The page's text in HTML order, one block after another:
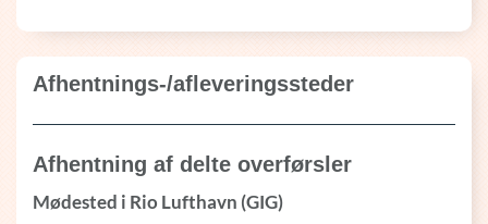
Afhentnings-/afleveringssteder
Afhentning af delte overførsler
Mødested i Rio Lufthavn (GIG)